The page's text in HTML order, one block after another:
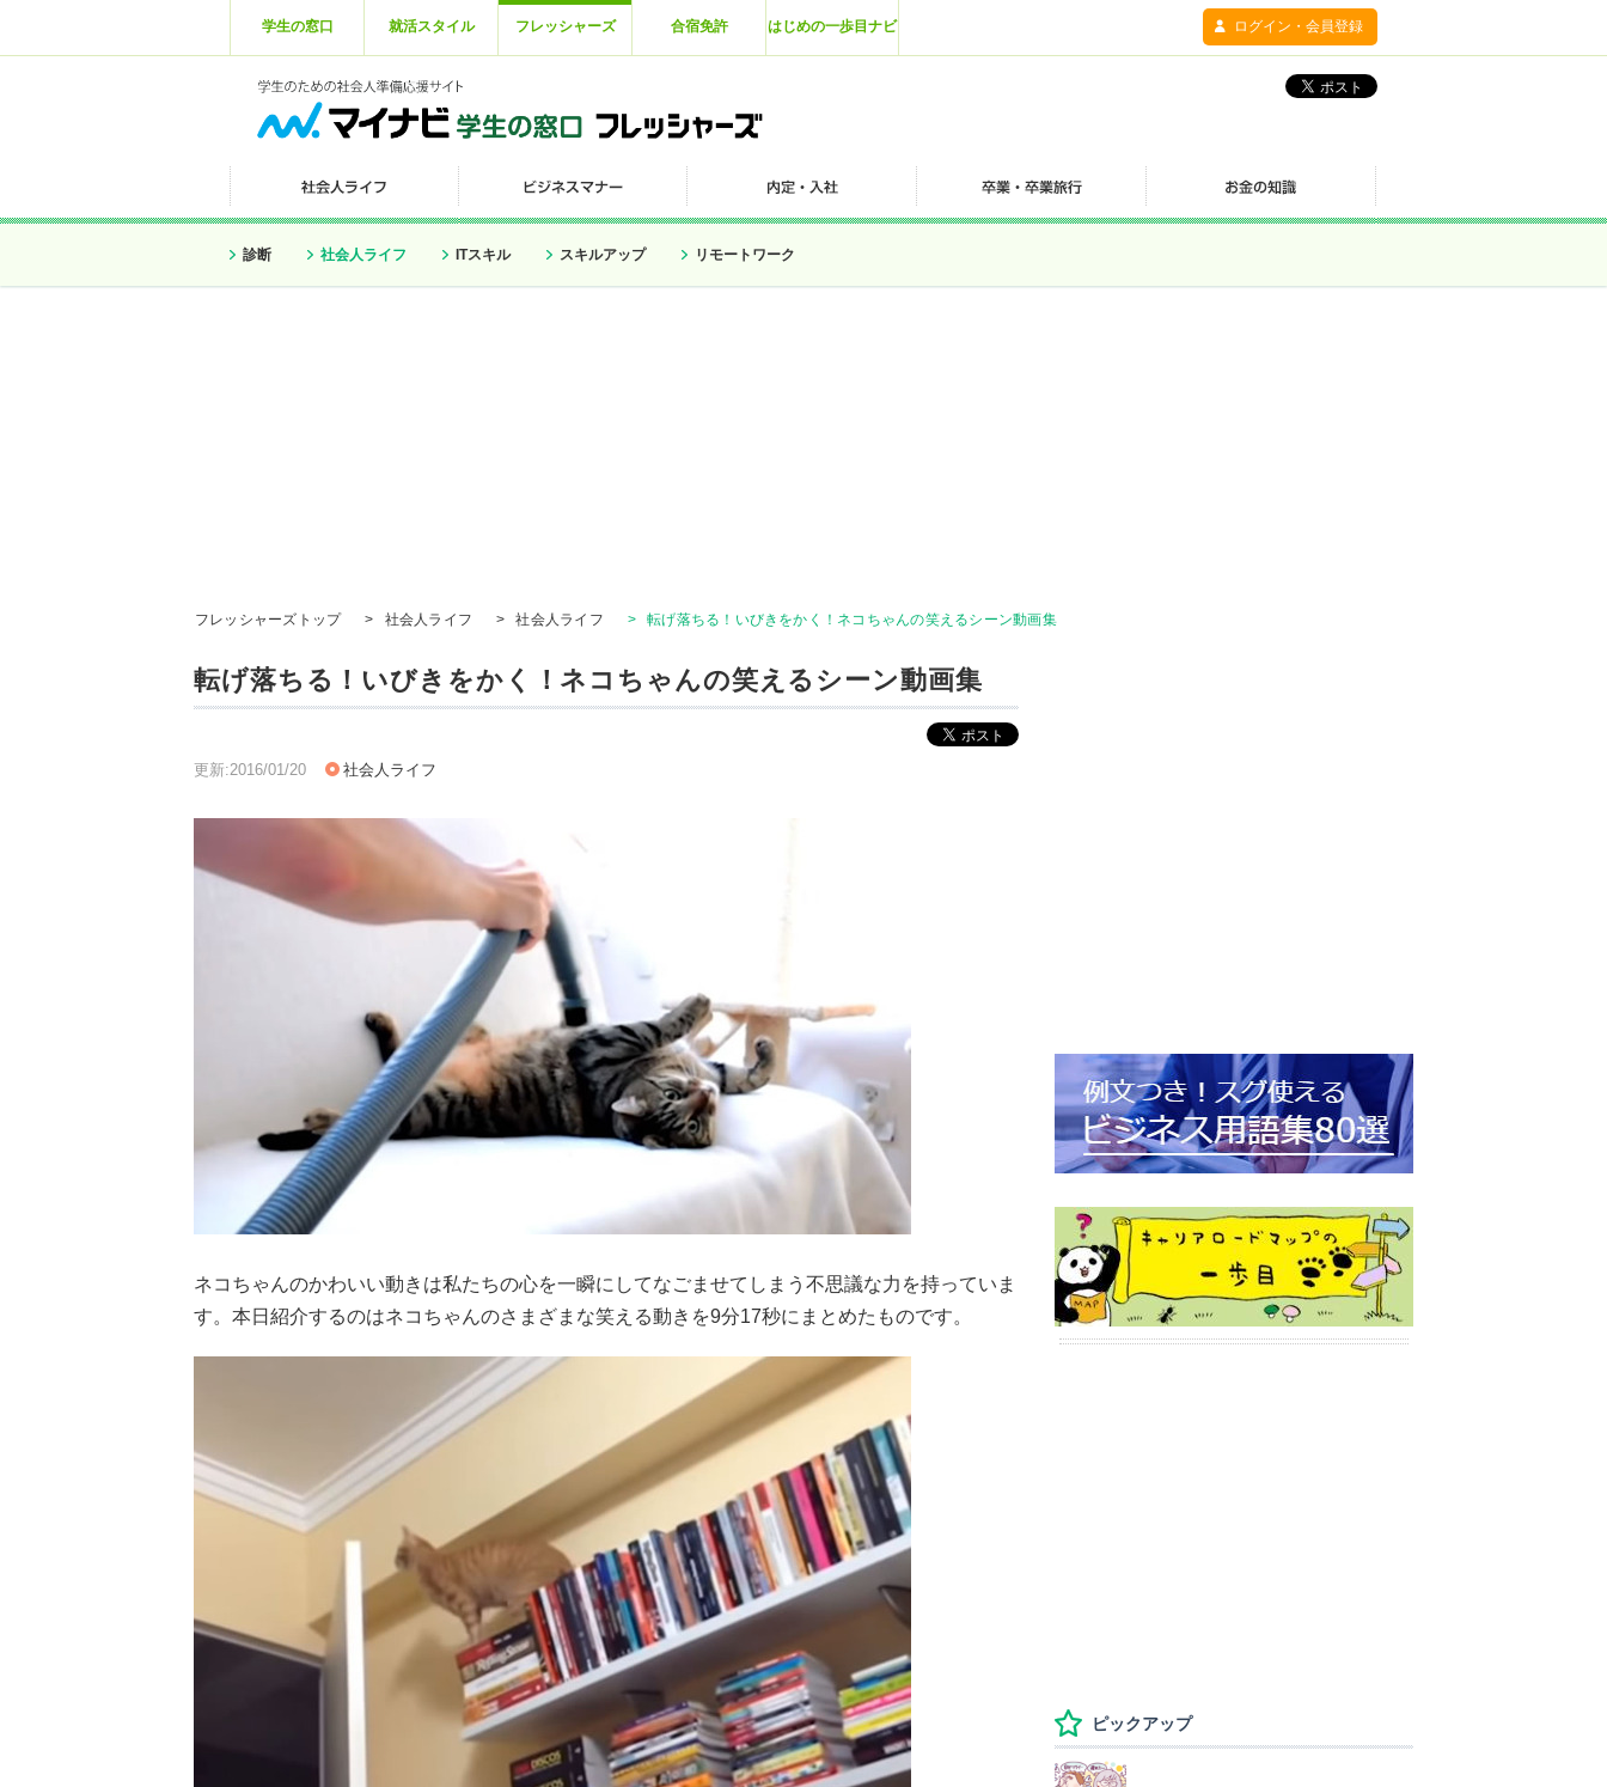
学生の窓口 就活スタイル フレッシャーズ 合宿免許 はじめの一歩目ナビ ログイン・会員登録
診断 社会人ライフ ITスキル スキルアップ リモートワーク
フレッシャーズトップ > 社会人ライフ > 社会人ライフ > 転げ落ちる！いびきをかく！ネコちゃんの笑えるシーン動画集
転げ落ちる！いびきをかく！ネコちゃんの笑えるシーン動画集
更新:2016/01/20 社会人ライフ
ネコちゃんのかわいい動きは私たちの心を一瞬にしてなごませてしまう不思議な力を持っていま
す。本日紹介するのはネコちゃんのさまざまな笑える動きを9分17秒にまとめたものです。
ピックアップ